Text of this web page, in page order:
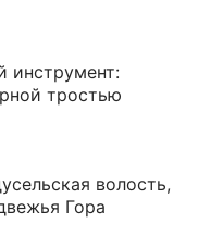
инструмент:
тростью
волость,
Гора